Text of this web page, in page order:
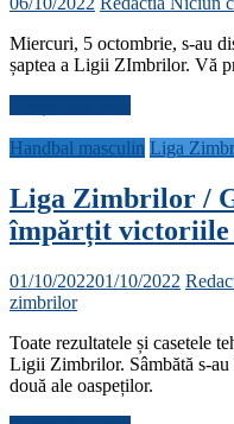
Miercuri, 5 octombrie, s-au
șaptea a Ligii ZImbrilor. Vă
Handbal masculin Liga
Liga Zimbrilor /
împărțit victoriile
01/10/202201/10/2022
zimbrilor
Toate rezultatele și casetele
Ligii Zimbrilor. Sâmbătă s-
două ale oaspeților.